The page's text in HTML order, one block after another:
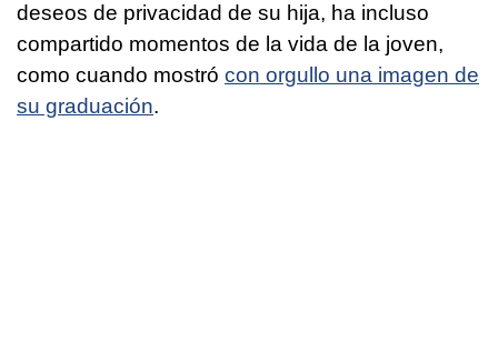
deseos de privacidad de su hija, ha incluso
compartido momentos de la vida de la joven,
como cuando mostró con orgullo una imagen de
su graduación.